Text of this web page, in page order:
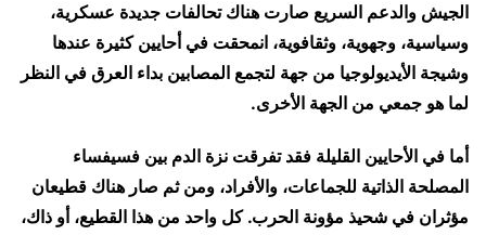
الجيش والدعم السريع صارت هناك تحالفات جديدة عسكرية،
وسياسية، وجهوية، وثقافوية، انمحقت في أحايين كثيرة عندها
وشيجة الأيديولوجيا من جهة لتجمع المصابين بداء العرق في النظر
لما هو جمعي من الجهة الأخرى.
أما في الأحايين القليلة فقد تفرقت نزة الدم بين فسيفساء
المصلحة الذاتية للجماعات، والأفراد، ومن ثم صار هناك قطيعان
مؤثران في شحيذ مؤونة الحرب. كل واحد من هذا القطيع، أو ذاك،